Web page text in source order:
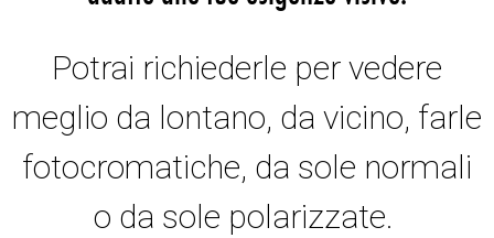
Potrai richiederle per vedere
meglio da lontano, da vicino, farle
fotocromatiche, da sole normali
o da sole polarizzate.